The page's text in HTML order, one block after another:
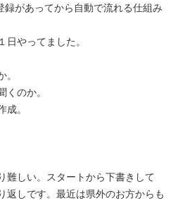
録があってから自動で流れる仕組み
やってました。
のか。
。
難しい。スタートから下書きして
返しです。最近は県外のお方からも